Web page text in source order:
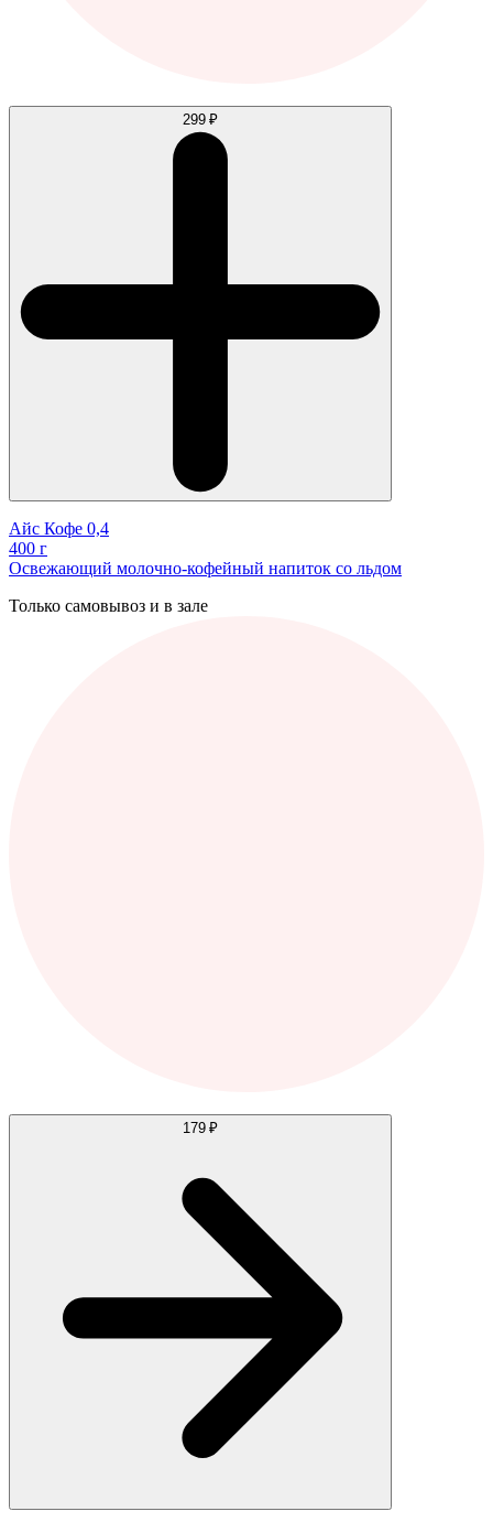
299 ₽
Айс Кофе 0,4
400 г
Освежающий молочно-кофейный напиток со льдом
Только самовывоз и в зале
179 ₽